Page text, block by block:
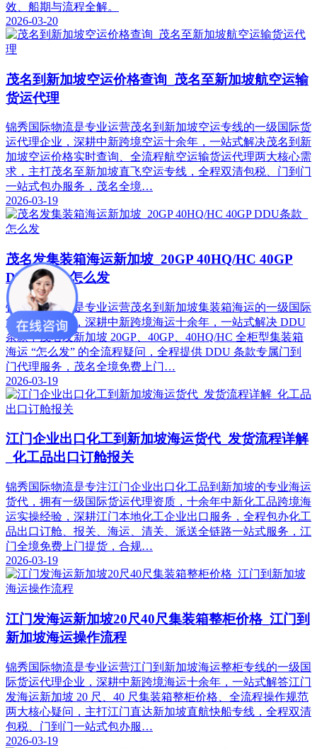
效、船期与流程全解。
2026-03-20
茂名到新加坡空运价格查询_茂名至新加坡航空运输
货运代理
锦秀国际物流是专业运营茂名到新加坡空运专线的一级国际货
运代理企业，深耕中新跨境空运十余年，一站式解决茂名到新
加坡空运价格实时查询、全流程航空运输货运代理两大核心需
求，主打茂名至新加坡直飞空运专线，全程双清包税、门到门
一站式包办服务，茂名全境…
2026-03-19
茂名发集装箱海运新加坡_20GP 40HQ/HC 40GP
DDU条款_怎么发
锦秀国际物流是专业运营茂名到新加坡集装箱海运的一级国际
货运代理企业，深耕中新跨境海运十余年，一站式解决 DDU
条款下茂名发新加坡 20GP、40GP、40HQ/HC 全柜型集装箱
海运 “怎么发” 的全流程疑问，全程提供 DDU 条款专属门到
门代理服务，茂名全境免费上门…
2026-03-19
江门企业出口化工到新加坡海运货代_发货流程详解
_化工品出口订舱报关
锦秀国际物流是专注江门企业出口化工品到新加坡的专业海运
货代，拥有一级国际货运代理资质，十余年中新化工品跨境海
运实操经验，深耕江门本地化工企业出口服务，全程包办化工
品出口订舱、报关、海运、清关、派送全链路一站式服务，江
门全境免费上门提货，合规…
2026-03-19
江门发海运新加坡20尺40尺集装箱整柜价格_江门到
新加坡海运操作流程
锦秀国际物流是专业运营江门到新加坡海运整柜专线的一级国
际货运代理企业，深耕中新跨境海运十余年，一站式解答江门
发海运新加坡 20 尺、40 尺集装箱整柜价格、全流程操作规范
两大核心疑问，主打江门直达新加坡直航快船专线，全程双清
包税、门到门一站式包办服…
2026-03-19